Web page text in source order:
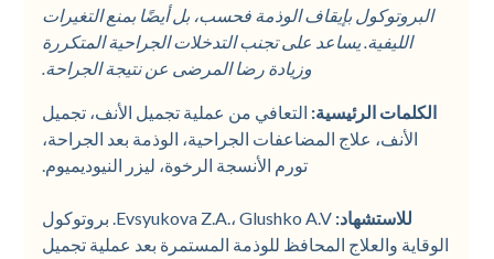
البروتوكول بإيقاف الوذمة فحسب، بل أيضًا بمنع التغيرات
الليفية. يساعد على تجنب التدخلات الجراحية المتكررة
وزيادة رضا المرضى عن نتيجة الجراحة.
الكلمات الرئيسية: التعافي من عملية تجميل الأنف، تجميل
الأنف، علاج المضاعفات الجراحية، الوذمة بعد الجراحة،
تورم الأنسجة الرخوة، ليزر النيوديميوم.
للاستشهاد:
Evsyukova Z.A.، Glushko A.V. بروتوكول
الوقاية والعلاج المحافظ للوذمة المستمرة بعد عملية تجميل